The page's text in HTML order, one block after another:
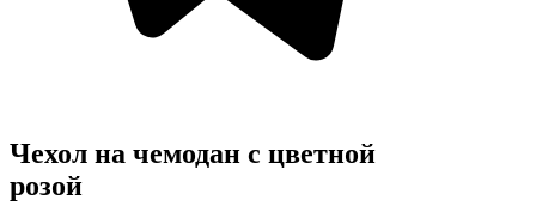
Чехол на чемодан с цветной
розой